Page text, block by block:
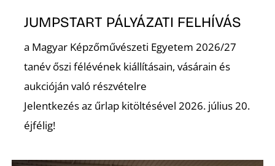
JUMPSTART PÁLYÁZATI FELHÍVÁS
a Magyar Képzőművészeti Egyetem 2026/27
tanév őszi félévének kiállításain, vásárain és
aukcióján való részvételre
Jelentkezés az űrlap kitöltésével 2026. július 20.
éjfélig!